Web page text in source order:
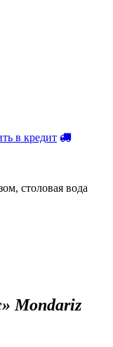
в кредит
столовая вода
Mondariz